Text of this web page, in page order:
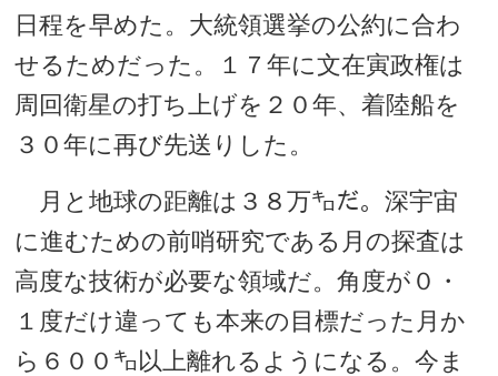
日程を早めた。大統領選挙の公約に合わ
せるためだった。１７年に文在寅政権は
周回衛星の打ち上げを２０年、着陸船を
３０年に再び先送りした。
月と地球の距離は３８万㌔だ。深宇宙
に進むための前哨研究である月の探査は
高度な技術が必要な領域だ。角度が０・
１度だけ違っても本来の目標だった月か
ら６００㌔以上離れるようになる。今ま